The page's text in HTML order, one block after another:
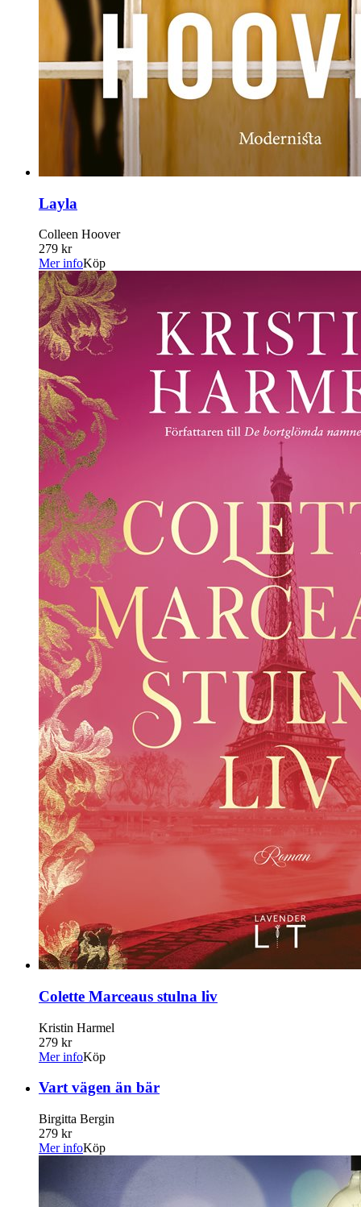
Layla
Colleen Hoover
279 kr
Mer infoKöp
Colette Marceaus stulna liv
Kristin Harmel
279 kr
Mer infoKöp
Vart vägen än bär
Birgitta Bergin
279 kr
Mer infoKöp